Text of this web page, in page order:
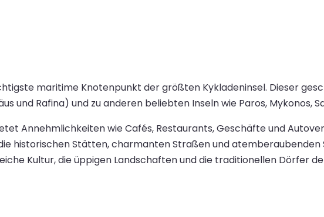
maritime Knotenpunkt der größten Kykladeninsel. Dieser
und Rafina) und zu anderen beliebten Inseln wie Paros, Mykonos,
Annehmlichkeiten wie Cafés, Restaurants, Geschäfte und
historischen Stätten, charmanten Straßen und
Kultur, die üppigen Landschaften und die traditionellen Dörfer